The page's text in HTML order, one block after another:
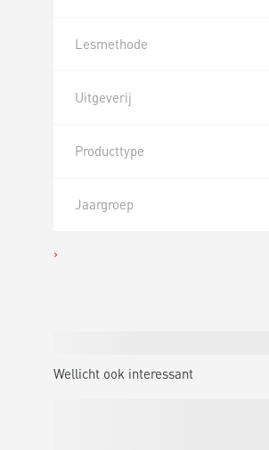
Lesmethode
Uitgeverij
Producttype
Jaargroep
Wellicht ook interessant